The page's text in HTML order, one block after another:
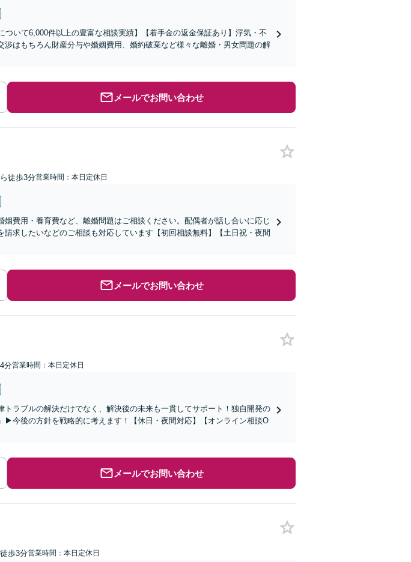
ついて6,000件以上の豊富な相談実績】【着手金の返金保証あり】浮気・不
はもちろん財産分与や婚姻費用、婚約破棄など様々な離婚・男女問題の解
メールでお問い合わせ
徒歩3分営業時間：本日定休日
費用・養育費など、離婚問題はご相談ください。配偶者が話し合いに応じ
求したいなどのご相談も対応しています【初回相談無料】【土日祝・夜間
メールでお問い合わせ
分営業時間：本日定休日
トラブルの解決だけでなく、解決後の未来も一貫してサポート！独自開発の
▶︎今後の方針を戦略的に考えます！【休日・夜間対応】【オンライン相談O
メールでお問い合わせ
歩3分営業時間：本日定休日